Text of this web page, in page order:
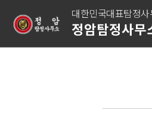
대한민국대표탐정사
정암탐정사무